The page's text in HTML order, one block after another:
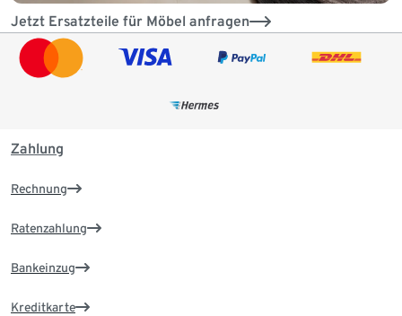
Jetzt Ersatzteile für Möbel anfragen
Zahlung
Rechnung
Ratenzahlung
Bankeinzug
Kreditkarte